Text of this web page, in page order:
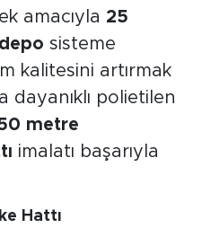
amacıyla 25
sisteme
kalitesini artırmak
dayanıklı polietilen
metre
imalatı başarıyla
Hattı